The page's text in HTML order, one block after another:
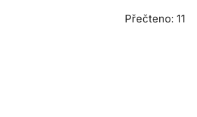
Přečteno: 11